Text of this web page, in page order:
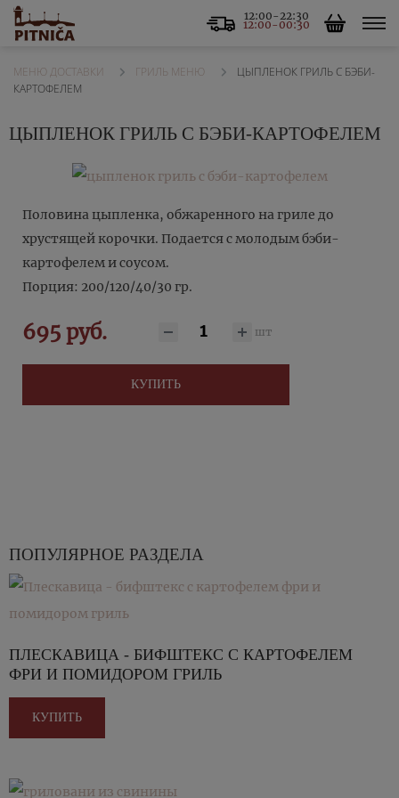
12:00-22:30
12:00-00:30
МЕНЮ ДОСТАВКИ ГРИЛЬ МЕНЮ
ЦЫПЛЕНОК ГРИЛЬ С БЭБИ-
КАРТОФЕЛЕМ
ЦЫПЛЕНОК ГРИЛЬ С БЭБИ-КАРТОФЕЛЕМ
Половина цыпленка, обжаренного на гриле до
хрустящей корочки. Подается с молодым бэби-
картофелем и соусом.
Порция: 200/120/40/30 гр.
695 руб. шт
КУПИТЬ
ПОПУЛЯРНОЕ РАЗДЕЛА
ПЛЕСКАВИЦА - БИФШТЕКС С КАРТОФЕЛЕМ
ФРИ И ПОМИДОРОМ ГРИЛЬ
КУПИТЬ